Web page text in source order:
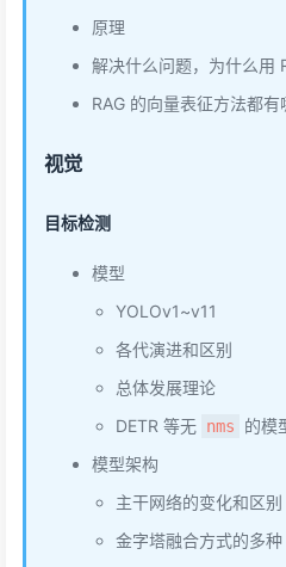
原理
解决什么问题，为什么用
RAG 的向量表征方法都
视觉
目标检测
模型
YOLOv1~v11
各代演进和区别
总体发展理论
DETR 等无 nms
的模
模型架构
主干网络的变化和区别
金字塔融合方式的多种